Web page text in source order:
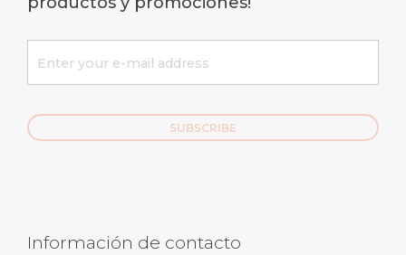
Información de contacto